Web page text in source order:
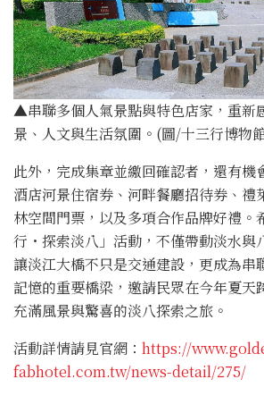
▲串聯多個人氣景點與特色店家，重新
景、人文與生活氛圍。(圖/十三行博物
此外，完成集章並繳回確認者，還有機
酒店河景住宿券、河畔餐廳招待券、禮
林空間門票，以及多項合作品牌好禮。
行・探索淡八」活動，不僅帶動淡水與
讓淡江大橋不只是交通建設，更成為串
記憶的重要橋梁，邀請民眾在今年夏天
充滿風景與驚喜的淡八探索之旅。
活動詳情請見官網： https://
fabhotel.com.tw/news-detail/275/